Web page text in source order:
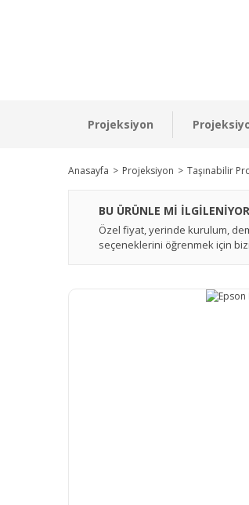
Projeksiyon
Anasayfa Projeksiyon Taşınabilir
BU ÜRÜNLE Mİ
Özel fiyat, yerinde kurulum,
seçeneklerini öğrenmek için